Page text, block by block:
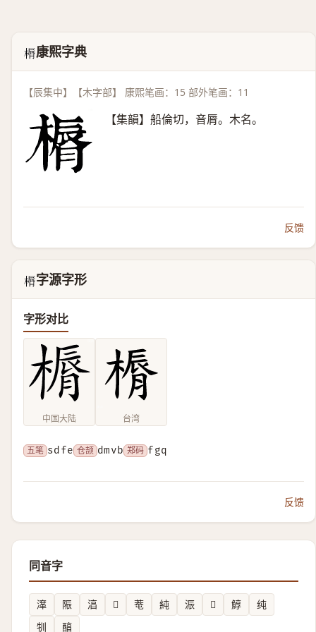
𣘣 康熙字典
【辰集中】【木字部】 康熙笔画：15 部外笔画：11
【集韻】船倫切，音脣。木名。
反馈
𣘣 字源字形
字形对比
中国大陆 台湾
五笔 sdfe 仓颉 dmvb 郑码 fgq
反馈
同音字
㵮 陙 湻 𨎂 䓐 純 浱 𤘫 鯙
纯
㸪
醕